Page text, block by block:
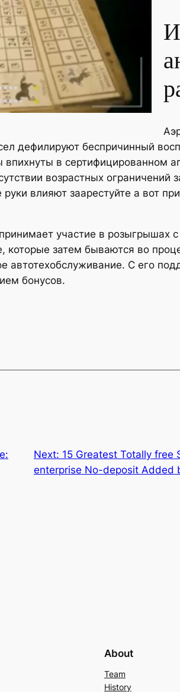
дефилируют беспричинный
впихнуты в сертифицированном
возрастных
влияют заарестуйте а вот
участие в
которые затем бываются во
автотехобслуживание. С его
бонусов.
Next: 15 Greatest Totally free
enterprise No-deposit Added
About
Team
History